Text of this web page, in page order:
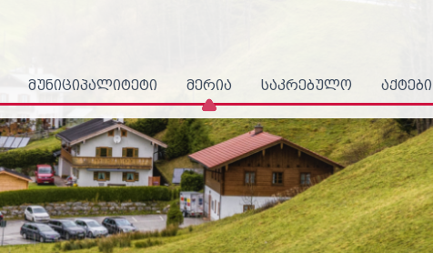
მუნიციპალიტეტი მერია საკრებულო აქტები